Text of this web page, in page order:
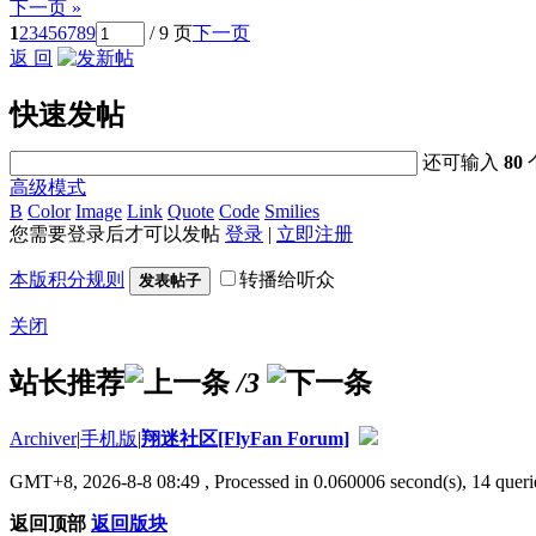
下一页 »
123456789 / 9 页下一页
返 回
快速发帖
还可输入80
高级模式
B Color Image Link Quote Code Smilies
您需要登录后才可以发帖 登录 | 立即注册
本版积分规则 发表帖子 转播给听众
关闭
站长推荐 /3
Archiver|手机版|翔迷社区[FlyFan Forum]
GMT+8, 2026-8-8 08:49 , Processed in 0.060006 second(s), 14
返回顶部 返回版块